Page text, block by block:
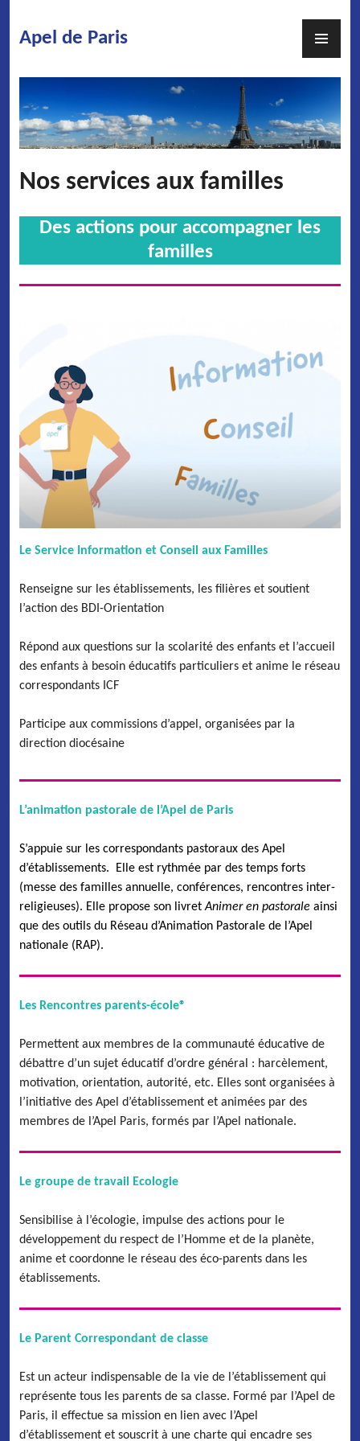
to
content
Apel de Paris
Nos services aux familles
Des actions pour accompagner les
familles
Le Service Information et Conseil aux Familles
Renseigne sur les établissements, les filières et soutient
l’action des BDI-Orientation
Répond aux questions sur la scolarité des enfants et l’accueil
des enfants à besoin éducatifs particuliers et anime le réseau
correspondants ICF
Participe aux commissions d’appel, organisées par la
direction diocésaine
L’animation pastorale de l’Apel de Paris
S’appuie sur les correspondants pastoraux des Apel
d’établissements. Elle est rythmée par des temps forts
(messe des familles annuelle, conférences, rencontres inter-
religieuses). Elle propose son livretAnimer en pastorale ainsi
que des outils du Réseau d’Animation Pastorale de l’Apel
nationale (RAP).
Les Rencontres parents-école®
Permettent aux membres de la communauté éducative de
débattre d’un sujet éducatif d’ordre général : harcèlement,
motivation, orientation, autorité, etc. Elles sont organisées à
l’initiative des Apel d’établissement et animées par des
membres de l’Apel Paris, formés par l’Apel nationale.
Le groupe de travail Ecologie
Sensibilise à l’écologie, impulse des actions pour le
développement du respect de l’Homme et de la planète,
anime et coordonne le réseau des éco-parents dans les
établissements.
Le Parent Correspondant de classe
Est un acteur indispensable de la vie de l’établissement qui
représente tous les parents de sa classe. Formé par l’Apel de
Paris, il effectue sa mission en lien avec l’Apel
d’établissement et souscrit à une charte qui encadre ses